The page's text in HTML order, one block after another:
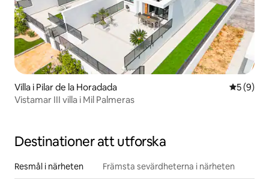
Villa i Pilar de la Horadada 5 av 5 i
5 (9)
Vistamar III villa i Mil Palmeras
Destinationer att utforska
Resmål i närheten Främsta sevärdheterna i närheten